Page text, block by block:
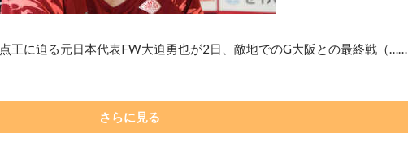
王に迫る元日本代表FW大迫勇也が2日、敵地でのG大阪との最終戦（……
さらに見る